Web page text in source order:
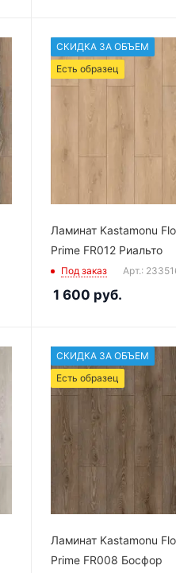
СКИДКА ЗА ОБЪЕМ
Есть образец
Ламинат Kastamonu
Prime FR012 Риальто
Под заказ Арт.:
1 600 руб.
СКИДКА ЗА ОБЪЕМ
Есть образец
Ламинат Kastamonu
Prime FR008 Босфор